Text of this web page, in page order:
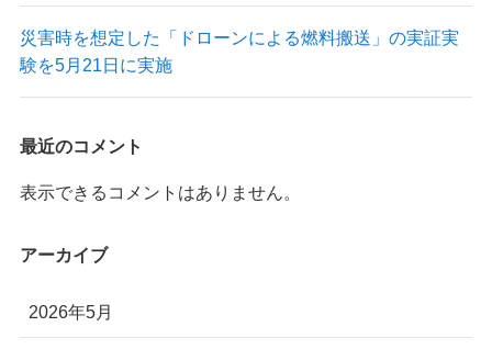
株式会社Autonomy
災害時を想定した「ドローンによる燃料搬送」の実証実
験を5月21日に実施
最近のコメント
表示できるコメントはありません。
アーカイブ
2026年5月